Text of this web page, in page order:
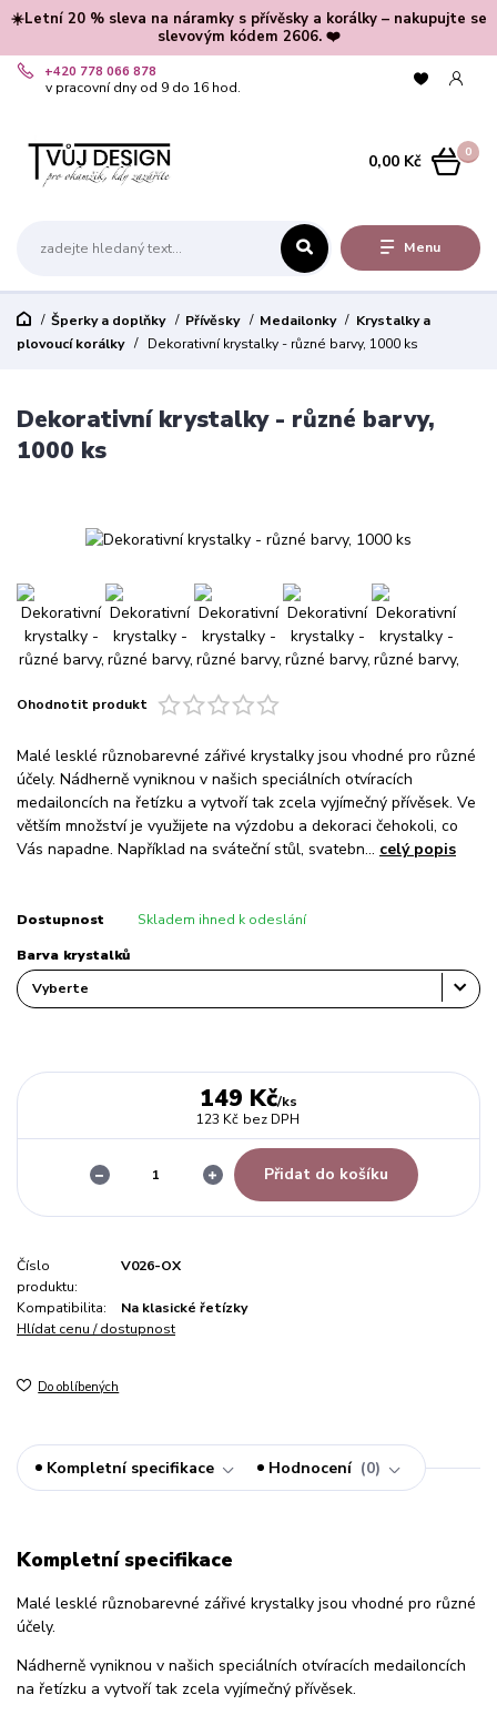
☀️Letní 20 % sleva na náramky s přívěsky a korálky – nakupujte se
slevovým kódem 2606. ❤️
Menu
+420 778 066 878
v pracovní dny od 9 do 16 hod.
0
0,00 Kč
Šperky a doplňky Přívěsky Medailonky
Krystalky a
plovoucí korálky
Dekorativní krystalky - různé barvy, 1000 ks
Dekorativní krystalky - různé barvy,
1000 ks
Ohodnotit produkt
Malé lesklé různobarevné zářivé krystalky jsou vhodné pro různé
účely. Nádherně vyniknou v našich speciálních otvíracích
medailoncích na řetízku a vytvoří tak zcela vyjímečný přívěsek. Ve
větším množství je využijete na výzdobu a dekoraci čehokoli, co
Vás napadne. Například na sváteční stůl, svatebn... celý popis
Dostupnost Skladem ihned k odeslání
Barva krystalků
149 Kč/ks
123 Kč bez DPH
Přidat do košíku
Číslo
produktu:
V026-OX
Kompatibilita:
Na klasické řetízky
Hlídat cenu / dostupnost
Do oblíbených
Kompletní specifikace Hodnocení 0
Kompletní specifikace
Malé lesklé různobarevné zářivé krystalky jsou vhodné pro různé
účely.
Nádherně vyniknou v našich speciálních otvíracích medailoncích
na řetízku a vytvoří tak zcela vyjímečný přívěsek.